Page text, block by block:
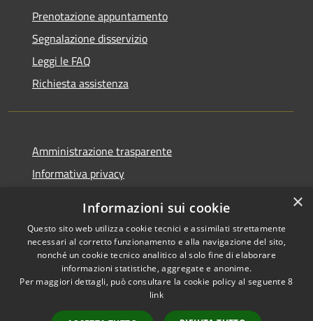
Prenotazione appuntamento
Segnalazione disservizio
Leggi le FAQ
Richiesta assistenza
Amministrazione trasparente
Informativa privacy
Dichiarazione di accessibilità
RSS
Copyright © 2026 • Comune di
×
Informazioni sui cookie
Questo sito web utilizza cookie tecnici e assimilati strettamente
necessari al corretto funzionamento e alla navigazione del sito,
nonché un cookie tecnico analitico al solo fine di elaborare
informazioni statistiche, aggregate e anonime.
Per maggiori dettagli, può consultare la cookie policy al seguente8
link